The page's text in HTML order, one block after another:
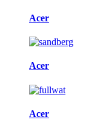
Acer
Acer
Acer